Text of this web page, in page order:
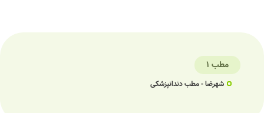
مطب 1
شهرضا - مطب دندانپزشکی